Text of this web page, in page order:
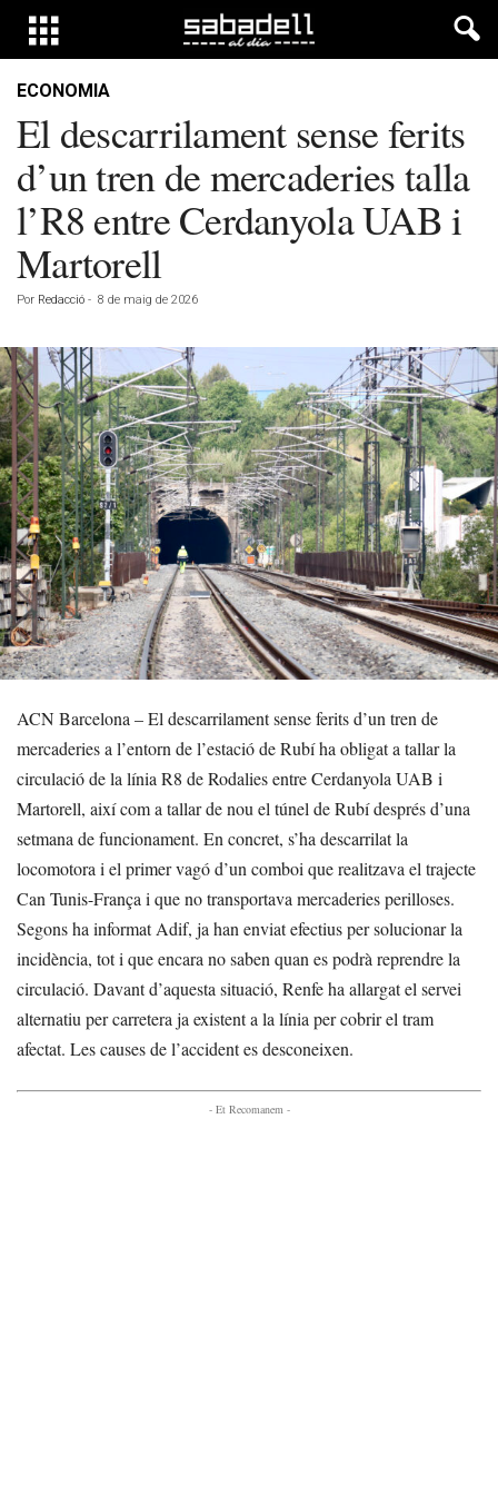
ECONOMIA
El descarrilament sense ferits
d’un tren de mercaderies talla
l’R8 entre Cerdanyola UAB i
Martorell
Por Redacció - 8 de maig de 2026
ACN Barcelona – El descarrilament sense ferits d’un tren de
mercaderies a l’entorn de l’estació de Rubí ha obligat a tallar la
circulació de la línia R8 de Rodalies entre Cerdanyola UAB i
Martorell, així com a tallar de nou el túnel de Rubí després d’una
setmana de funcionament. En concret, s’ha descarrilat la
locomotora i el primer vagó d’un comboi que realitzava el trajecte
Can Tunis-França i que no transportava mercaderies perilloses.
Segons ha informat Adif, ja han enviat efectius per solucionar la
incidència, tot i que encara no saben quan es podrà reprendre la
circulació. Davant d’aquesta situació, Renfe ha allargat el servei
alternatiu per carretera ja existent a la línia per cobrir el tram
afectat. Les causes de l’accident es desconeixen.
- Et Recomanem -